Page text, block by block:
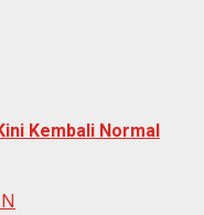
Kembali Normal